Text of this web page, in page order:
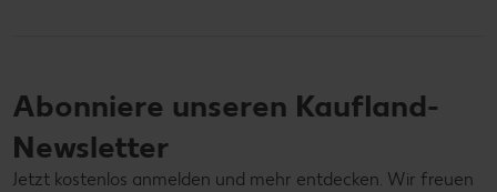
Abonniere unseren Kaufland-
Newsletter
Jetzt kostenlos anmelden und mehr entdecken. Wir freuen